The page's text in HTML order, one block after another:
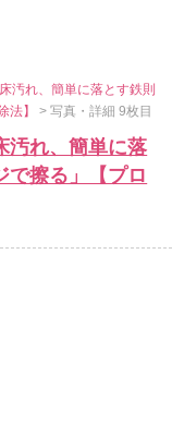
汚れ、簡単に落とす鉄則
法】> 写真・詳細 9枚目
汚れ、簡単に落
で擦る」【プロ